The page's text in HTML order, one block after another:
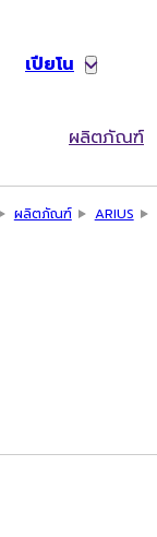
เปียโน
ผลิตภัณฑ์
ผลิตภัณฑ์ ARIUS